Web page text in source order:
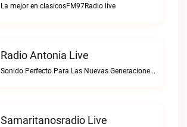
La mejor en clasicosFM97Radio live
Radio Antonia Live
Sonido Perfecto Para Las Nuevas GeneracionesRadio Antonia live
Samaritanosradio Live